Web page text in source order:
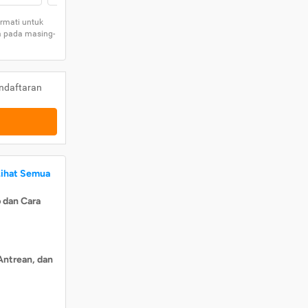
untuk
pada masing-
Semua
Cara
dan